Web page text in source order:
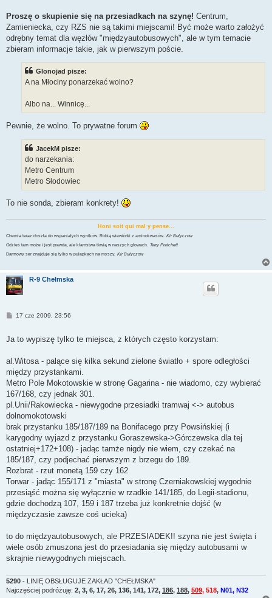
Proszę o skupienie się na przesiadkach na szynę! Centrum,
Zamieniecka, czy RZS nie są takimi miejscami! Być może warto założyć
odrębny temat dla węzłów "międzyautobusowych", ale w tym temacie
zbieram informacje takie, jak w pierwszym poście.
Glonojad pisze:
A na Młociny ponarzekać wolno?
Albo na... Winnicę...
Pewnie, że wolno. To prywatne forum
JacekM pisze:
do narzekania:
Metro Centrum
Metro Słodowiec
To nie sonda, zbieram konkrety!
Honi soit qui mal y pense...
Chemia teraz doszła do wspaniałych wyników. Robią wiewiórki z aminokwasów. Kir Bułyczow
Gdzieś tam może i jest prawda, ale kłamstwa tkwią w naszych głowach. Terry Pratchett
Darmowy ser znajduje się tylko w pułapkach na myszy. Kir Bułyczow
R-9 Chełmska
P
t
17 cze 2009, 23:56
Ja to wypiszę tylko te miejsca, z których często korzystam:
al.Witosa - palące się kilka sekund zielone światło + spore odległości
między przystankami.
Metro Pole Mokotowskie w stronę Gagarina - nie wiadomo, czy wybierać
167/168, czy jednak 301.
pl.Unii/Rakowiecka - niewygodne przesiadki tramwaj <-> autobus
dolnomokotowski
brak przystanku 185/187/189 na Bonifacego przy Powsińskiej (i
karygodny wyjazd z przystanku Goraszewska->Górczewska dla tej
ostatniej+172+108) - jadąc tamże nigdy nie wiem, czy czekać na
185/187, czy podjechać pierwszym z brzegu do 189.
Rozbrat - rzut monetą 159 czy 162
Torwar - jadąc 155/171 z "miasta" w stronę Czerniakowskiej wygodnie
przesiąść można się wyłącznie w rzadkie 141/185, do Legii-stadionu,
gdzie dochodzą 107, 159 i 187 trzeba już konkretnie dojść (w
międzyczasie zawsze coś ucieka)
to do międzyautobusowych, ale PRZESIADEK!! szyna nie jest święta i
wiele osób zmuszona jest do przesiadania się między autobusami w
skrajnie niewygodnych miejscach.
5290 - LINIĘ OBSŁUGUJE ZAKŁAD "CHEŁMSKA"
Najczęściej podróżuję: 2, 3, 6, 17, 26, 136, 141, 172, 186, 188, 509, 518, N01, N32